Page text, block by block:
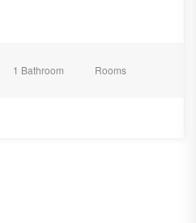
1 Bathroom Rooms